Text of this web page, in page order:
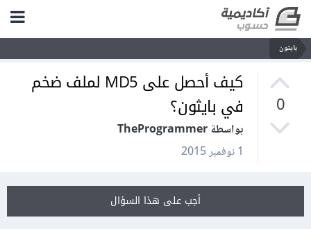
بايثون
0
كيف أحصل على MD5 لملف ضخم
في بايثون؟
بواسطة TheProgrammer
1 نوفمبر 2015
أجب على هذا السؤال